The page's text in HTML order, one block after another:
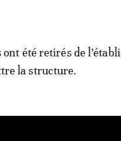
été retirés de
la structure.